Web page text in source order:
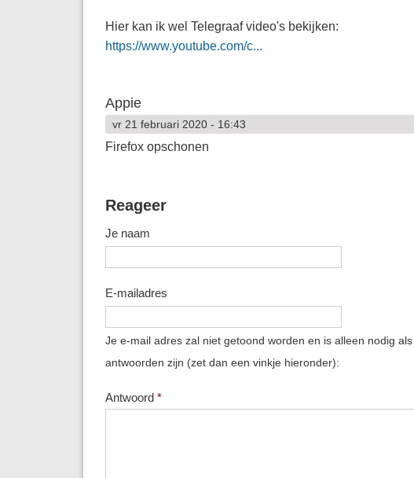
Hier kan ik wel Telegraaf video's bekijken:
https://www.youtube.com/c...
Appie
vr 21 februari 2020 - 16:43
Firefox opschonen
Reageer
Je naam
E-mailadres
Je e-mail adres zal niet getoond worden en is alleen nodig
antwoorden zijn (zet dan een vinkje hieronder):
Antwoord *